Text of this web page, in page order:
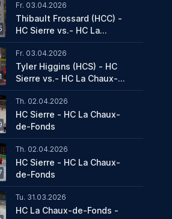
Fr. 03.04.2026
Thibault Frossard (HCC) -
HC Sierre vs.- HC La
Chaux-de-fonds
Fr. 03.04.2026
Tyler Higgins (HCS) - HC
Sierre vs.- HC La Chaux-
de-fonds
Th. 02.04.2026
HC Sierre - HC La Chaux-
de-Fonds
Th. 02.04.2026
HC Sierre - HC La Chaux-
de-Fonds
Tu. 31.03.2026
HC La Chaux-de-Fonds -